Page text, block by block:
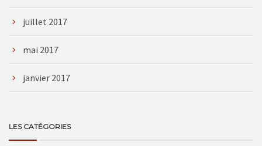
juillet 2017
mai 2017
janvier 2017
LES CATÉGORIES